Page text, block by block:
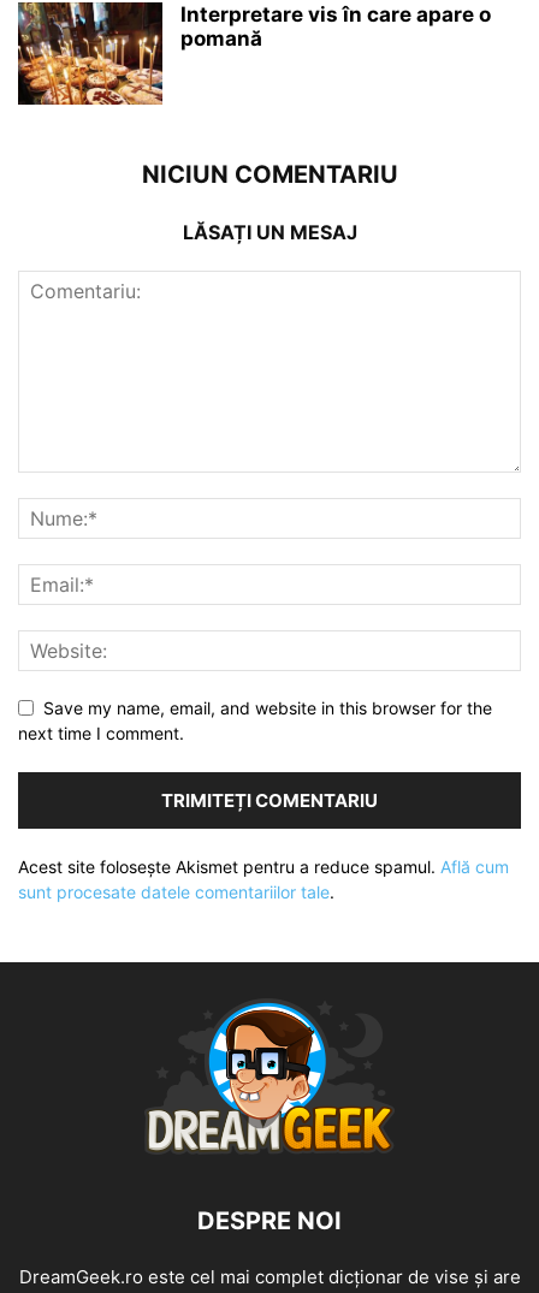
Interpretare vis în care apare o
pomană
NICIUN COMENTARIU
LĂSAȚI UN MESAJ
Save my name, email, and website in this browser for the
next time I comment.
Acest site folosește Akismet pentru a reduce spamul. Află cum
sunt procesate datele comentariilor tale.
DESPRE NOI
DreamGeek.ro este cel mai complet dicționar de vise și are